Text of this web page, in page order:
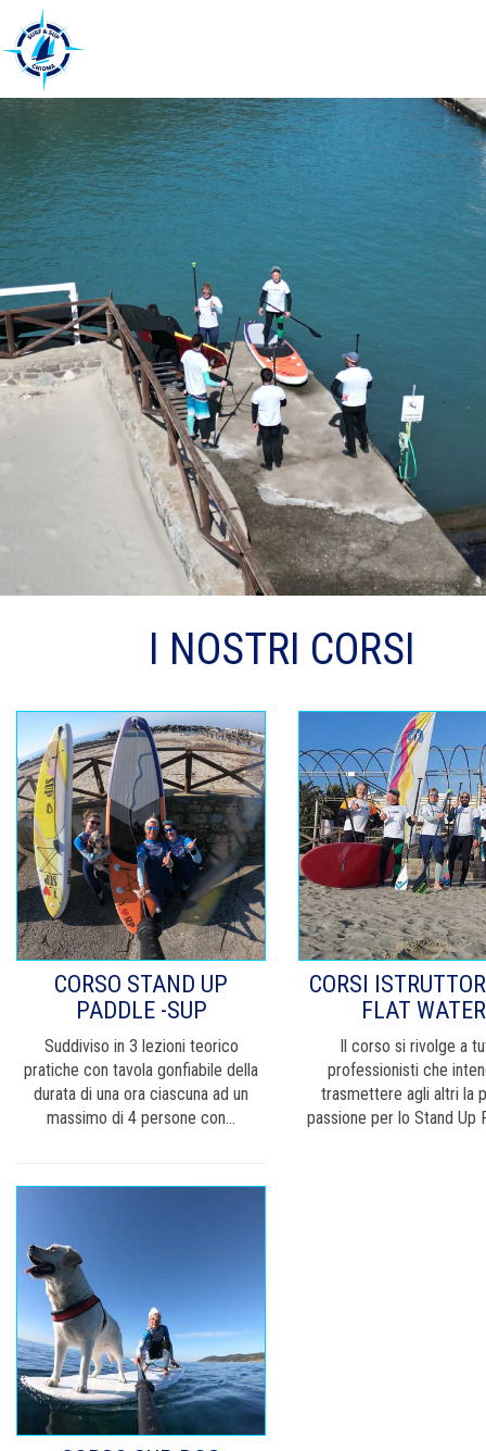
I NOSTRI CORSI
CORSO STAND UP
PADDLE -SUP
Suddiviso in 3 lezioni teorico
pratiche con tavola gonfiabile della
durata di una ora ciascuna ad un
massimo di 4 persone con...
CORSI
FLAT WATER
Il corso si rivolge a
professionisti che
trasmettere agli altri la
passione per lo Stand Up